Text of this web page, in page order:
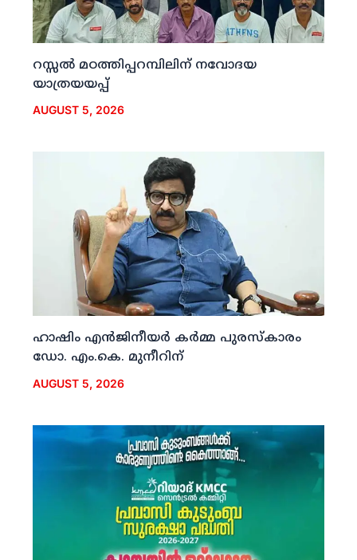
റസ്സല്‍ മഠത്തിപ്പറമ്പിലിന് നവോദയ
യാത്രയയപ്പ്
AUGUST 5, 2026
ഹാഷിം എന്‍ജിനീയര്‍ കര്‍മ്മ പുരസ്‌കാരം
ഡോ. എം.കെ. മുനീറിന്
AUGUST 5, 2026